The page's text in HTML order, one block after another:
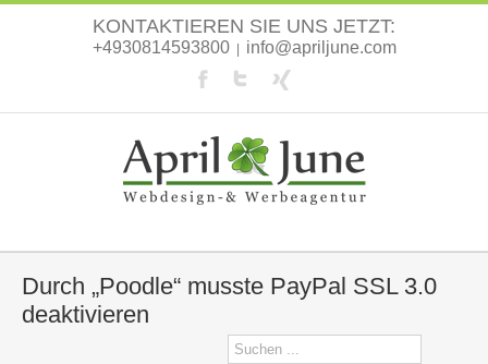
KONTAKTIEREN SIE UNS JETZT:
+4930814593800 info@apriljune.com
Durch „Poodle“ musste PayPal SSL 3.0
deaktivieren